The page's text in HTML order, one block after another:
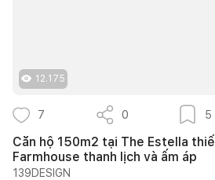
12.175
7 0 5
Căn hộ 150m2 tại The Estella
Farmhouse thanh lịch và ấm áp
139DESIGN